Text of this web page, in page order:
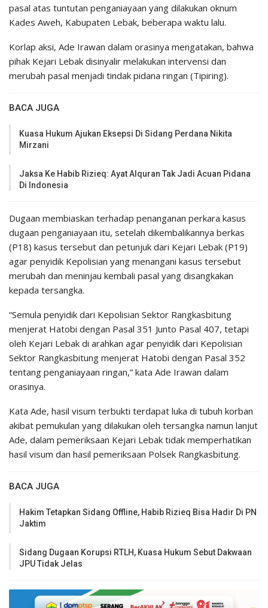
pasal atas tuntutan penganiayaan yang dilakukan oknum
Kades Aweh, Kabupaten Lebak, beberapa waktu lalu.
Korlap aksi, Ade Irawan dalam orasinya mengatakan, bahwa
pihak Kejari Lebak disinyalir melakukan intervensi dan
merubah pasal menjadi tindak pidana ringan (Tipiring).
BACA JUGA
Kuasa Hukum Ajukan Eksepsi Di Sidang Perdana Nikita
Mirzani
Jaksa Ke Habib Rizieq: Ayat Alquran Tak Jadi Acuan Pidana
Di Indonesia
Dugaan membiaskan terhadap penanganan perkara kasus
dugaan penganiayaan itu, setelah dikembalikannya berkas
(P18) kasus tersebut dan petunjuk dari Kejari Lebak (P19)
agar penyidik Kepolisian yang menangani kasus tersebut
merubah dan meninjau kembali pasal yang disangkakan
kepada tersangka.
“Semula penyidik dari Kepolisian Sektor Rangkasbitung
menjerat Hatobi dengan Pasal 351 Junto Pasal 407, tetapi
oleh Kejari Lebak di arahkan agar penyidik dari Kepolisian
Sektor Rangkasbitung menjerat Hatobi dengan Pasal 352
tentang penganiayaan ringan,” kata Ade Irawan dalam
orasinya.
Kata Ade, hasil visum terbukti terdapat luka di tubuh korban
akibat pemukulan yang dilakukan oleh tersangka namun lanjut
Ade, dalam pemeriksaan Kejari Lebak tidak memperhatikan
hasil visum dan hasil pemeriksaan Polsek Rangkasbitung.
BACA JUGA
Hakim Tetapkan Sidang Offline, Habib Rizieq Bisa Hadir Di PN
Jaktim
Sidang Dugaan Korupsi RTLH, Kuasa Hukum Sebut Dakwaan
JPU Tidak Jelas